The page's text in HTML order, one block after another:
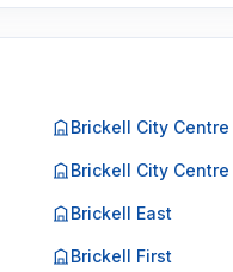
Brickell City Centre
Brickell City Centre
Brickell East
Brickell First